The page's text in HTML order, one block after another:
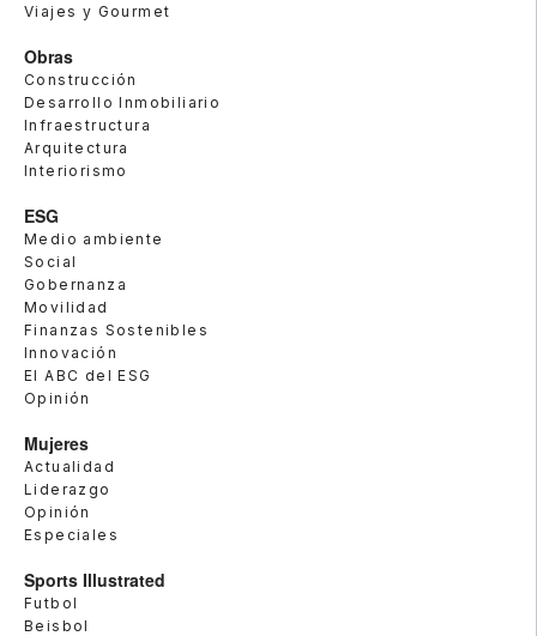
Viajes y Gourmet
Obras
Construcción
Desarrollo Inmobiliario
Infraestructura
Arquitectura
Interiorismo
ESG
Medio ambiente
Social
Gobernanza
Movilidad
Finanzas Sostenibles
Innovación
El ABC del ESG
Opinión
Mujeres
Actualidad
Liderazgo
Opinión
Especiales
Sports Illustrated
Futbol
Beisbol